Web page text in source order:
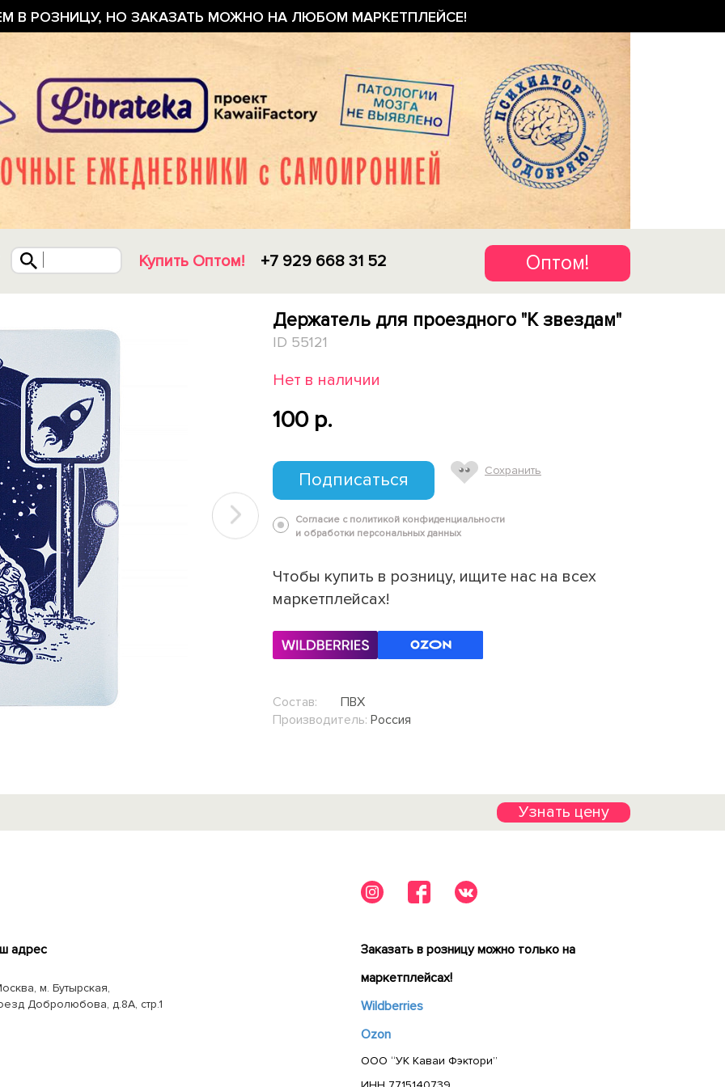
В РОЗНИЦУ, НО ЗАКАЗАТЬ МОЖНО НА ЛЮБОМ МАРКЕТПЛЕЙСЕ!
Купить Оптом! +7 929 668 31 52 Оптом!
Держатель для проездного "К звездам"
ID 55121
Нет в наличии
100 p.
Подписаться Сохранить
Согласие с политикой конфиденциальности
и обработки персональных данных
Чтобы купить в розницу, ищите нас на всех
маркетплейсах!
Состав:
ПВХ
Производитель: Россия
Узнать цену
адрес
м. Бутырская,
Добролюбова, д.8А, стр.1
Заказать в розницу можно только на
маркетплейсах!
Wildberries
Ozon
ООО “УК Каваи Фэктори”